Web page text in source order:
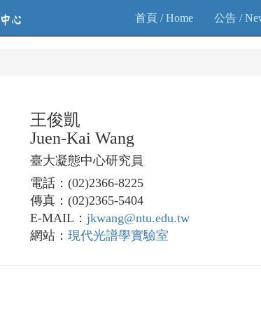
首頁 / Home 公告 /
王俊凱
Juen-Kai Wang
臺大凝態中心研究員
電話：(02)2366-8225
傳真：(02)2365-5404
E-MAIL： jkwang@ntu.edu.tw
網站： 現代光譜學實驗室